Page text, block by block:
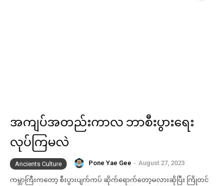
Etiam est nibh, lobortis sit
Praesent euismod ac
Ut mollis pellentesque tortor
Nullam eu erat condimentum
Donec quis est ac felis
Orci varius natoque dolor
Etiam est nibh, lobortis sit
Praesent euismod ac
Ut mollis pellentesque tortor
Nullam eu erat condimentum
Donec quis est ac felis
Orci varius natoque dolor
အကျပ်အတည်းကာလ ဘာစီးပွားရေး
လုပ်ကြမလဲ
Ancients Culture Pone Yae Gee - August 27, 2023
ကမ္ဘာကြီးကတော့ စီးပွားပျက်ကပ် ဆိုက်ရောက်တော့မလားဆိုပြီး ကြိုတင်